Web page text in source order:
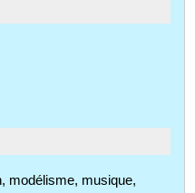
modélisme, musique,